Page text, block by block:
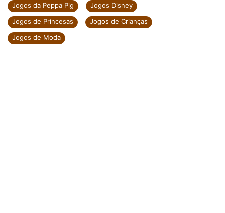
Jogos da Peppa Pig
Jogos Disney
Jogos de Princesas
Jogos de Crianças
Jogos de Moda